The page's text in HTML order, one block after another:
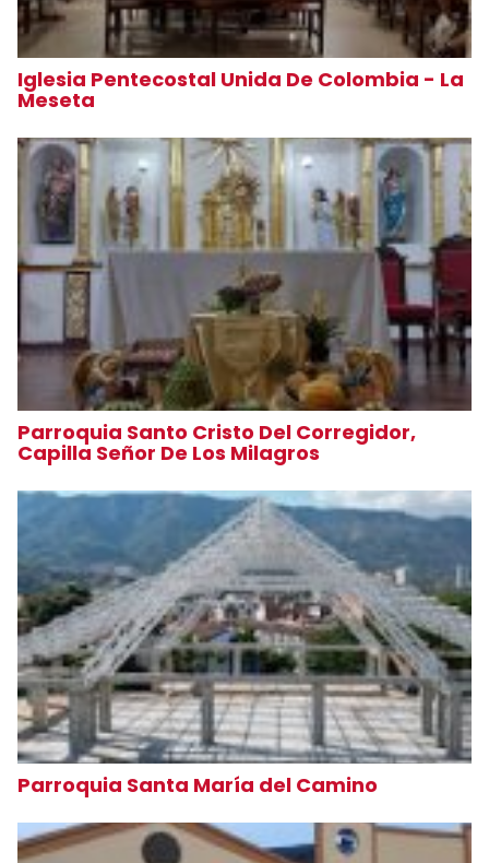
Iglesia Pentecostal Unida De Colombia - La
Meseta
Parroquia Santo Cristo Del Corregidor,
Capilla Señor De Los Milagros
Parroquia Santa María del Camino